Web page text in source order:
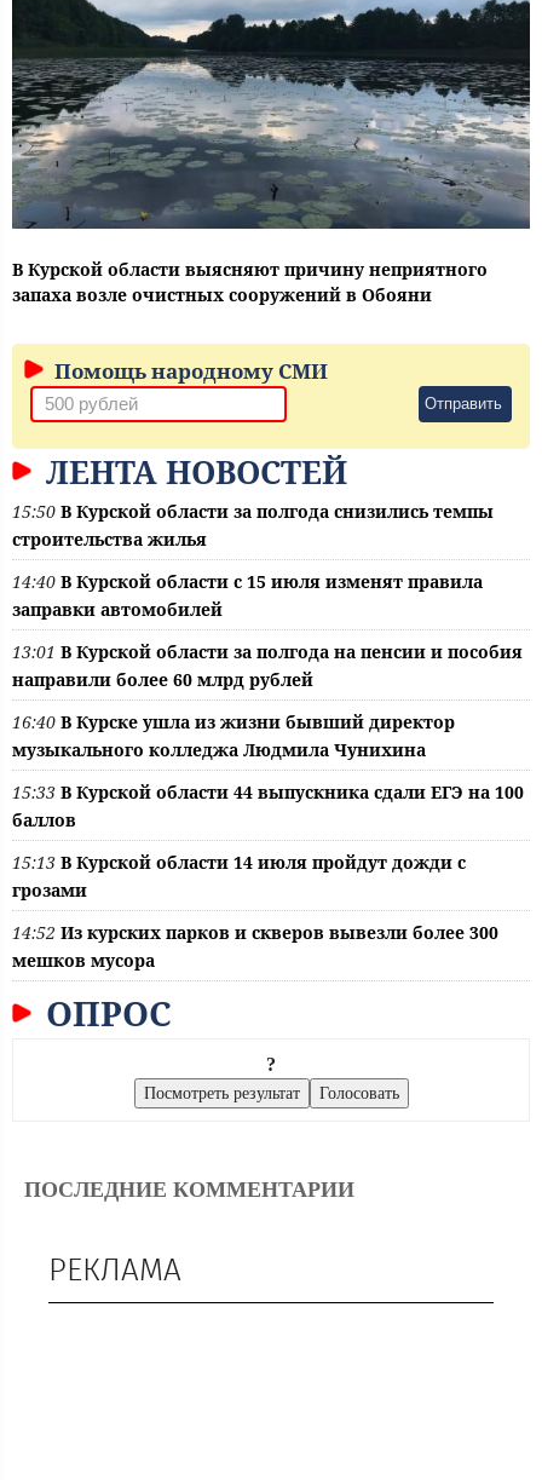
В Курской области выясняют причину неприятного
запаха возле очистных сооружений в Обояни
Помощь народному СМИ
Отправить
ЛЕНТА НОВОСТЕЙ
15:50 В Курской области за полгода снизились темпы
строительства жилья
14:40 В Курской области с 15 июля изменят правила
заправки автомобилей
13:01 В Курской области за полгода на пенсии и пособия
направили более 60 млрд рублей
16:40 В Курске ушла из жизни бывший директор
музыкального колледжа Людмила Чунихина
15:33 В Курской области 44 выпускника сдали ЕГЭ на 100
баллов
15:13 В Курской области 14 июля пройдут дожди с
грозами
14:52 Из курских парков и скверов вывезли более 300
мешков мусора
ОПРОС
?
ПОСЛЕДНИЕ КОММЕНТАРИИ
РЕКЛАМА